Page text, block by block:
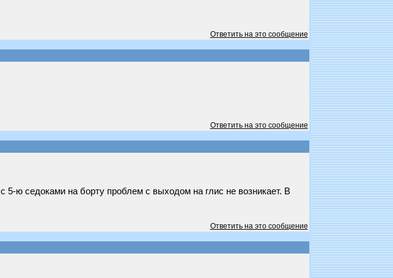
Ответить на это сообщение
Ответить на это сообщение
5-ю седоками на борту проблем с выходом на глис не возникает. В
Ответить на это сообщение